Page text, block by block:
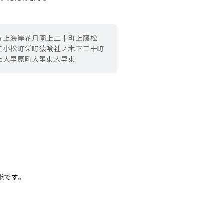
上海岸花月園上二十町上藤松
小松町栄町猿喰社ノ木下二十町
大里原町大里東大里東
す。